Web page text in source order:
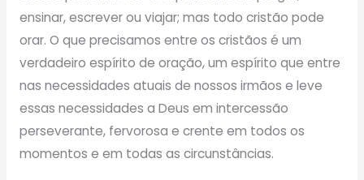
ensinar, escrever ou viajar; mas todo cristão pode
orar. O que precisamos entre os cristãos é um
verdadeiro espírito de oração, um espírito que entre
nas necessidades atuais de nossos irmãos e leve
essas necessidades a Deus em intercessão
perseverante, fervorosa e crente em todos os
momentos e em todas as circunstâncias.